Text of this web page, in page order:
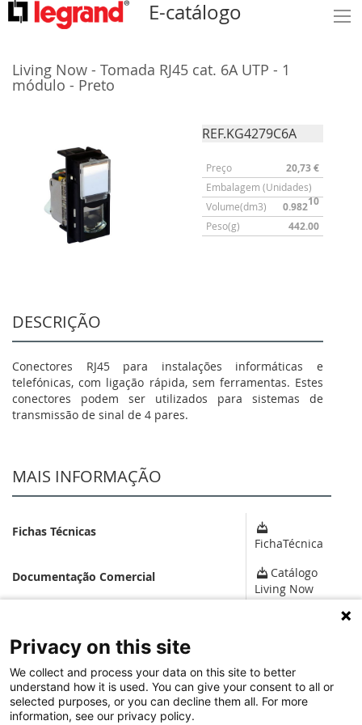
E-catálogo
Living Now - Tomada RJ45 cat. 6A UTP - 1
módulo - Preto
REF.KG4279C6A
Preço 20,73 €
Embalagem (Unidades)
10
Volume(dm3) 0.982
Peso(g) 442.00
DESCRIÇÃO
Conectores RJ45 para instalações informáticas e
telefónicas, com ligação rápida, sem ferramentas. Estes
conectores podem ser utilizados para sistemas de
transmissão de sinal de 4 pares.
MAIS INFORMAÇÃO
Fichas Técnicas
FichaTécnica
Documentação Comercial
Catálogo
Living Now
SOFTWARE
Configurador Living Now
Privacy on this site
We collect and process your data on this site to better
understand how it is used. You can give your consent to all or
selected purposes, or you can decline them all. For more
information, see our privacy policy.